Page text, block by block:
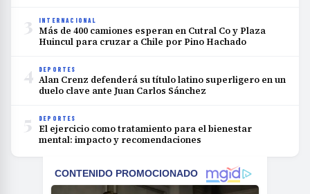
3 INTERNACIONAL
Más de 400 camiones esperan en Cutral Co y Plaza
Huincul para cruzar a Chile por Pino Hachado
4 DEPORTES
Alan Crenz defenderá su título latino superligero en un
duelo clave ante Juan Carlos Sánchez
5 DEPORTES
El ejercicio como tratamiento para el bienestar
mental: impacto y recomendaciones